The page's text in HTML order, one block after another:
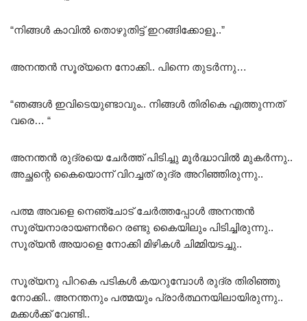
“നിങ്ങൾ കാവിൽ തൊഴുതിട്ട് ഇറങ്ങിക്കോളൂ..”
അനന്തൻ സൂര്യനെ നോക്കി.. പിന്നെ തുടർന്നു…
“ഞങ്ങൾ ഇവിടെയുണ്ടാവും.. നിങ്ങൾ തിരികെ എത്തുന്നത്
വരെ… “
അനന്തൻ രുദ്രയെ ചേർത്ത് പിടിച്ചു മൂർദ്ധാവിൽ മുകർന്നു..
അച്ഛന്റെ കൈയൊന്ന് വിറച്ചത് രുദ്ര അറിഞ്ഞിരുന്നു..
പത്മ അവളെ നെഞ്ചോട് ചേർത്തപ്പോൾ അനന്തൻ
സൂര്യനാരായണൻറെ രണ്ടു കൈയിലും പിടിച്ചിരുന്നു..
സൂര്യൻ അയാളെ നോക്കി മിഴികൾ ചിമ്മിയടച്ചു..
സൂര്യനു പിറകെ പടികൾ കയറുമ്പോൾ രുദ്ര തിരിഞ്ഞു
നോക്കി.. അനന്തനും പത്മയും പ്രാർത്ഥനയിലായിരുന്നു..
മക്കൾക്ക് വേണ്ടി..